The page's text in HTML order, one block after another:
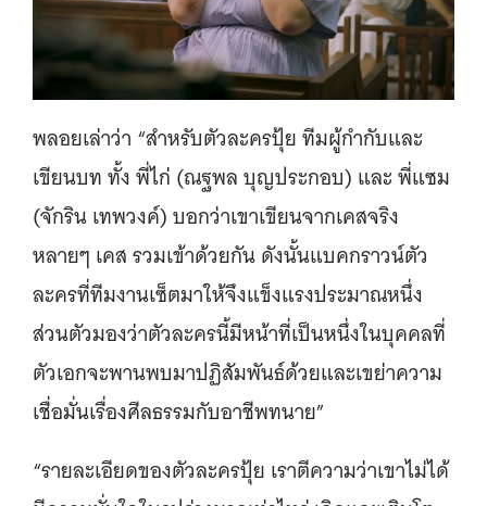
พลอยเล่าว่า “สำหรับตัวละครปุ้ย ทีมผู้กำกับและ
เขียนบท ทั้ง พี่ไก่ (ณฐพล บุญประกอบ) และ พี่แซม
(จักริน เทพวงค์) บอกว่าเขาเขียนจากเคสจริง
หลายๆ เคส รวมเข้าด้วยกัน ดังนั้นแบคกราวน์ตัว
ละครที่ทีมงานเซ็ตมาให้จึงแข็งแรงประมาณหนึ่ง
ส่วนตัวมองว่าตัวละครนี้มีหน้าที่เป็นหนึ่งในบุคคลที่
ตัวเอกจะพานพบมาปฏิสัมพันธ์ด้วยและเขย่าความ
เชื่อมั่นเรื่องศีลธรรมกับอาชีพทนาย”
“รายละเอียดของตัวละครปุ้ย เราตีความว่าเขาไม่ได้